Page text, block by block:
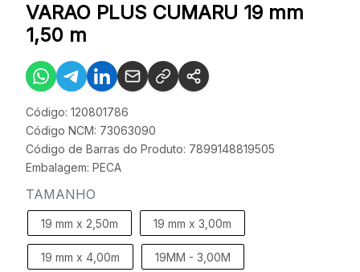
VARAO PLUS CUMARU 19 mm
1,50 m
Código: 120801786
Código NCM: 73063090
Código de Barras do Produto: 7899148819505
Embalagem: PECA
TAMANHO
19 mm x 2,50m 19 mm x 3,00m
19 mm x 4,00m 19MM - 3,00M